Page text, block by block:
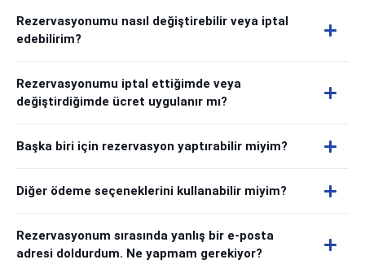
Rezervasyonumu nasıl değiştirebilir veya iptal
edebilirim?
Rezervasyonumu iptal ettiğimde veya
değiştirdiğimde ücret uygulanır mı?
Başka biri için rezervasyon yaptırabilir miyim?
Diğer ödeme seçeneklerini kullanabilir miyim?
Rezervasyonum sırasında yanlış bir e-posta
adresi doldurdum. Ne yapmam gerekiyor?